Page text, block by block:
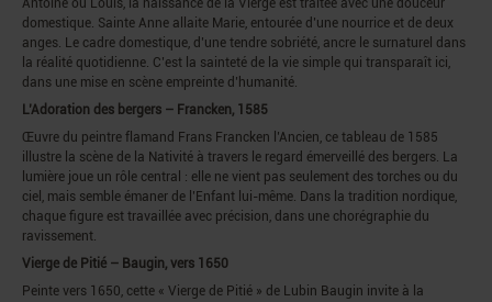
Antoine ou Louis, la naissance de la Vierge est traitée avec une douceur
domestique. Sainte Anne allaite Marie, entourée d’une nourrice et de deux
anges. Le cadre domestique, d’une tendre sobriété, ancre le surnaturel dans
la réalité quotidienne. C’est la sainteté de la vie simple qui transparaît ici,
dans une mise en scène empreinte d’humanité.
L’Adoration des bergers – Francken, 1585
Œuvre du peintre flamand Frans Francken l’Ancien, ce tableau de 1585
illustre la scène de la Nativité à travers le regard émerveillé des bergers. La
lumière joue un rôle central : elle ne vient pas seulement des torches ou du
ciel, mais semble émaner de l’Enfant lui-même. Dans la tradition nordique,
chaque figure est travaillée avec précision, dans une chorégraphie du
ravissement.
Vierge de Pitié – Baugin, vers 1650
Peinte vers 1650, cette « Vierge de Pitié » de Lubin Baugin invite à la